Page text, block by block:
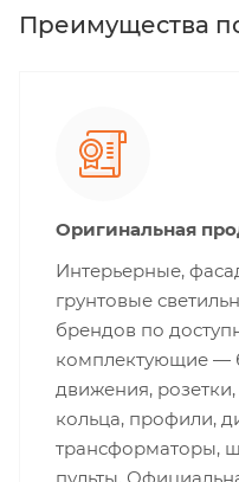
Преимущества
Оригинальная
Интерьерные,
грунтовые
брендов по
комплектующие —
движения,
кольца, профили,
трансформаторы,
пульты.